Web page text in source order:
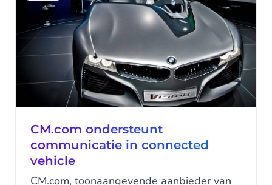
CM.com ondersteunt
communicatie in connected
vehicle
CM.com, toonaangevende aanbieder van